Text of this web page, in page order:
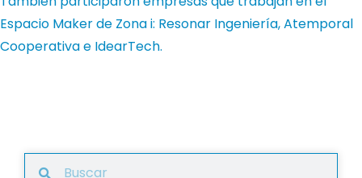
Espacio Maker de Zona i: Resonar Ingeniería, Atemporal
Cooperativa e IdearTech.